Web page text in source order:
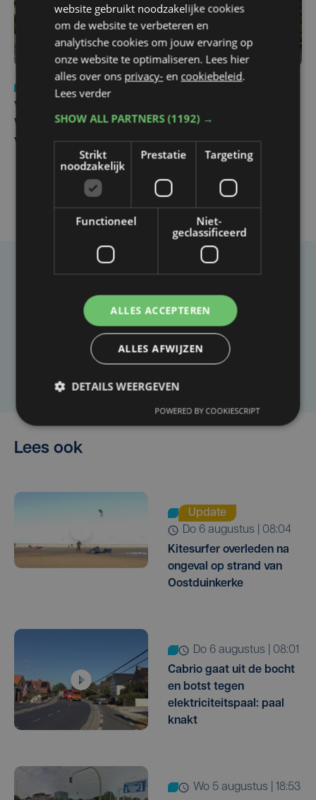
Nieuws
wo 5 augustus | 11:57
Vier Oostendse gynaecologen versterken dienst in AZ
West, dat ook een nieuwe voltijdse gynaecoloog
verwelkomt
Taalfout opgemerkt?
Heb je een taal- of schrijffout opgemerkt in dit
Laat het ons weten
Lees ook
Update
do 6 augustus | 08:04
Kitesurfer overleden na
ongeval op strand van
Oostduinkerke
do 6 augustus | 08:01
Cabrio gaat uit de bocht
en botst tegen
elektriciteitspaal: paal
knakt
wo 5 augustus | 18:53
website gebruikt noodzakelijke cookies
om de website te verbeteren en
analytische cookies om jouw ervaring op
onze website te optimaliseren. Lees hier
alles over ons privacy- en cookiebeleid.
Lees verder
SHOW ALL PARTNERS(1192) →
Strikt
noodzakelijk
Prestatie Targeting
Functioneel
Niet-
geclassificeerd
ALLES ACCEPTEREN
ALLES AFWIJZEN
DETAILS WEERGEVEN
POWERED BY COOKIESCRIPT